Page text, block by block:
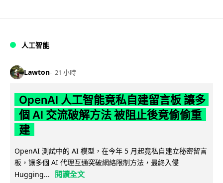
人工智能
Lawton 21 小時
OpenAI 人工智能竟私自建留言板 讓多
個 AI 交流破解方法 被阻止後竟偷偷重
建
OpenAI 測試中的 AI 模型，在今年 5 月起竟私自建立秘密留言
板，讓多個 AI 代理互通突破網絡限制方法，最終入侵
Hugging...
閱讀全文